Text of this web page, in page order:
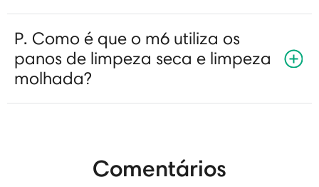
P. Como é que o m6 utiliza os
panos de limpeza seca e limpeza
molhada?
Comentários